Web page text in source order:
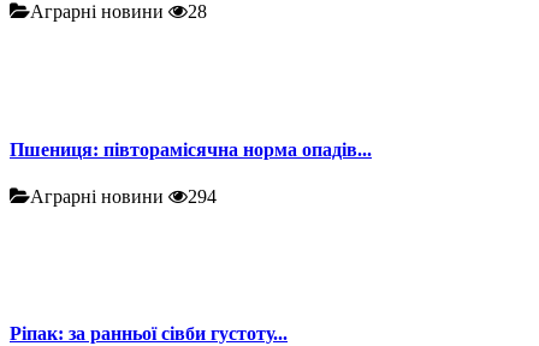
Аграрні новини 28
Пшениця: півторамісячна норма опадів...
Аграрні новини 294
Ріпак: за ранньої сівби густоту...